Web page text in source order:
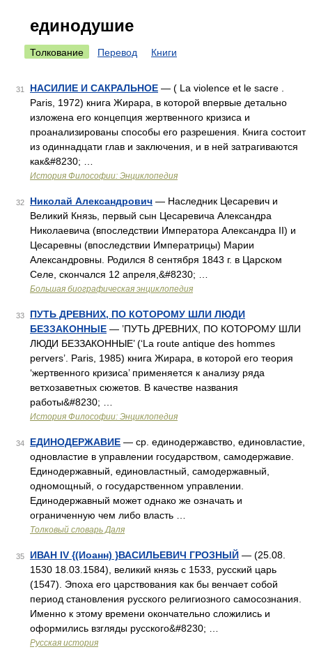
единодушие
Толкование Перевод Книги
31 НАСИЛИЕ И САКРАЛЬНОЕ — ( La violence et le sacre .
Paris, 1972) книга Жирара, в которой впервые детально
изложена его концепция жертвенного кризиса и
проанализированы способы его разрешения. Книга состоит
из одиннадцати глав и заключения, и в ней затрагиваются
как&#8230; …
История Философии: Энциклопедия
32 Николай Александрович — Наследник Цесаревич и
Великий Князь, первый сын Цесаревича Александра
Николаевича (впоследствии Императора Александра II) и
Цесаревны (впоследствии Императрицы) Марии
Александровны. Родился 8 сентября 1843 г. в Царском
Селе, скончался 12 апреля,&#8230; …
Большая биографическая энциклопедия
33
ПУТЬ ДРЕВНИХ, ПО КОТОРОМУ ШЛИ ЛЮДИ
БЕЗЗАКОННЫЕ — ’ПУТЬ ДРЕВНИХ, ПО КОТОРОМУ ШЛИ
ЛЮДИ БЕЗЗАКОННЫЕ’ (‘La route antique des hommes
pervers’. Paris, 1985) книга Жирара, в которой его теория
‘жертвенного кризиса’ применяется к анализу ряда
ветхозаветных сюжетов. В качестве названия
работы&#8230; …
История Философии: Энциклопедия
34 ЕДИНОДЕРЖАВИЕ — ср. единодержавство, единовластие,
одновластие в управлении государством, самодержавие.
Единодержавный, единовластный, самодержавный,
одномощный, о государственном управлении.
Единодержавный может однако же означать и
ограниченную чем либо власть …
Толковый словарь Даля
35 ИВАН IV {(Иоанн) }ВАСИЛЬЕВИЧ ГРОЗНЫЙ — (25.08.
1530 18.03.1584), великий князь с 1533, русский царь
(1547). Эпоха его царствования как бы венчает собой
период становления русского религиозного самосознания.
Именно к этому времени окончательно сложились и
оформились взгляды русского&#8230; …
Русская история